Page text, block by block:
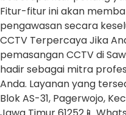
Fitur-fitur ini akan
pengawasan secara
CCTV Terpercaya Jika
pemasangan CCTV di
hadir sebagai mitra
Anda. Layanan yang
Blok AS-31, Pagerwojo,